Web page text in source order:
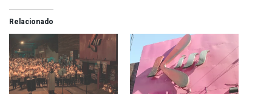
Relacionado